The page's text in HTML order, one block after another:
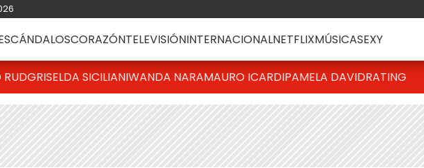
CORAZÓNTELEVISIÓNINTERNACIONALNETFLIXMÚSICASEXY
RUDGRISELDA SICILIANIWANDA NARAMAURO ICARDIPAMELA DAVIDRATING